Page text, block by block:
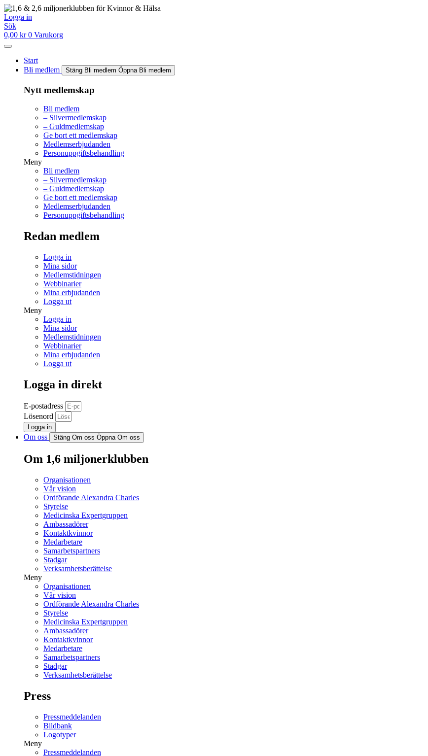
Hoppa
till
innehåll
Logga in
Sök
0,00 kr 0 Varukorg
Start
Bli medlem
Stäng Bli medlem Öppna Bli medlem
Nytt medlemskap
Bli medlem
– Silvermedlemskap
– Guldmedlemskap
Ge bort ett medlemskap
Medlemserbjudanden
Personuppgiftsbehandling
Meny
Bli medlem
– Silvermedlemskap
– Guldmedlemskap
Ge bort ett medlemskap
Medlemserbjudanden
Personuppgiftsbehandling
Redan medlem
Logga in
Mina sidor
Medlemstidningen
Webbinarier
Mina erbjudanden
Logga ut
Meny
Logga in
Mina sidor
Medlemstidningen
Webbinarier
Mina erbjudanden
Logga ut
Logga in direkt
E-postadress
Lösenord
Logga in
Om oss Stäng Om oss Öppna Om oss
Om 1,6 miljonerklubben
Organisationen
Vår vision
Ordförande Alexandra Charles
Styrelse
Medicinska Expertgruppen
Ambassadörer
Kontaktkvinnor
Medarbetare
Samarbetspartners
Stadgar
Verksamhetsberättelse
Meny
Organisationen
Vår vision
Ordförande Alexandra Charles
Styrelse
Medicinska Expertgruppen
Ambassadörer
Kontaktkvinnor
Medarbetare
Samarbetspartners
Stadgar
Verksamhetsberättelse
Press
Pressmeddelanden
Bildbank
Logotyper
Meny
Pressmeddelanden